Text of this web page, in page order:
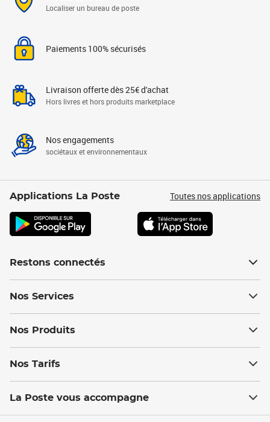
Localiser un bureau de poste
Paiements 100% sécurisés
Livraison offerte dès 25€ d'achat
Hors livres et hors produits marketplace
Nos engagements
sociétaux et environnementaux
Applications La Poste Toutes nos applications
Restons connectés
Nos Services
Nos Produits
Nos Tarifs
La Poste vous accompagne